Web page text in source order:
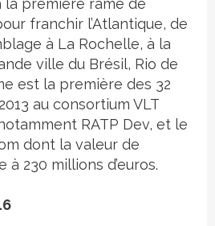
la première rame de
franchir l’Atlantique, de
à La Rochelle, à la
ville du Brésil, Rio de
est la première des 32
au consortium VLT
RATP Dev, et le
dont la valeur de
à 230 millions d’euros.